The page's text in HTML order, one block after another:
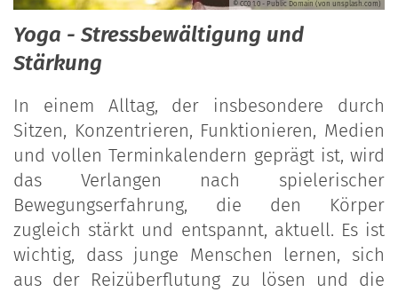
© CC0 1.0 - Public Domain (von unsplash.com)
Yoga - Stressbewältigung und
Stärkung
In einem Alltag, der insbesondere durch
Sitzen, Konzentrieren, Funktionieren, Medien
und vollen Terminkalendern geprägt ist, wird
das Verlangen nach spielerischer
Bewegungserfahrung, die den Körper
zugleich stärkt und entspannt, aktuell. Es ist
wichtig, dass junge Menschen lernen, sich
aus der Reizüberflutung zu lösen und die